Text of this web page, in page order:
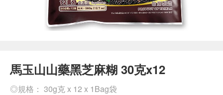
馬玉山山藥黑芝麻糊 30克x12
◎規格： 30g克 x 12 x 1Bag袋